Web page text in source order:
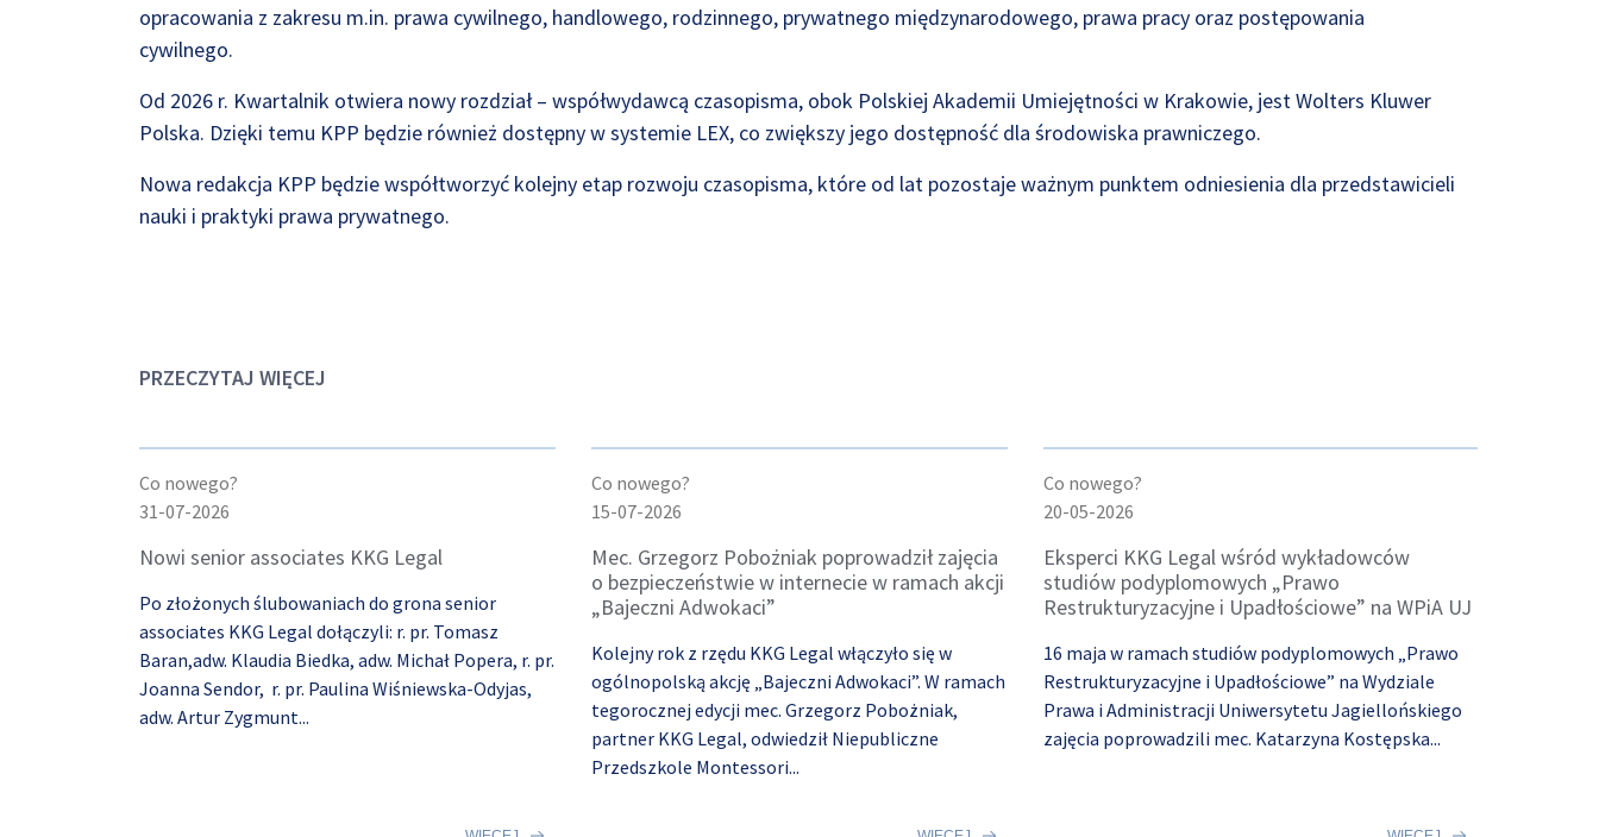
opracowania z zakresu m.in. prawa cywilnego, handlowego, rodzinnego, prywatnego międzynarodowego, prawa pracy oraz postępowania
cywilnego.
Od 2026 r. Kwartalnik otwiera nowy rozdział – współwydawcą czasopisma, obok Polskiej Akademii Umiejętności w Krakowie, jest Wolters Kluwer
Polska. Dzięki temu KPP będzie również dostępny w systemie LEX, co zwiększy jego dostępność dla środowiska prawniczego.
Nowa redakcja KPP będzie współtworzyć kolejny etap rozwoju czasopisma, które od lat pozostaje ważnym punktem odniesienia dla przedstawicieli
nauki i praktyki prawa prywatnego.
PRZECZYTAJ WIĘCEJ
Co nowego?
31-07-2026
Nowi senior associates KKG Legal
Po złożonych ślubowaniach do grona senior
associates KKG Legal dołączyli: r. pr. Tomasz
Baran,adw. Klaudia Biedka, adw. Michał Popera, r. pr.
Joanna Sendor, r. pr. Paulina Wiśniewska-Odyjas,
adw. Artur Zygmunt...
Co nowego?
15-07-2026
Mec. Grzegorz Pobożniak poprowadził zajęcia
o bezpieczeństwie w internecie w ramach akcji
„Bajeczni Adwokaci”
Kolejny rok z rzędu KKG Legal włączyło się w
ogólnopolską akcję „Bajeczni Adwokaci”. W ramach
tegorocznej edycji mec. Grzegorz Pobożniak,
partner KKG Legal, odwiedził Niepubliczne
Przedszkole Montessori...
Co nowego?
20-05-2026
Eksperci KKG Legal wśród wykładowców
studiów podyplomowych „Prawo
Restrukturyzacyjne i Upadłościowe” na WPiA UJ
16 maja w ramach studiów podyplomowych „Prawo
Restrukturyzacyjne i Upadłościowe” na Wydziale
Prawa i Administracji Uniwersytetu Jagiellońskiego
zajęcia poprowadzili mec. Katarzyna Kostępska...